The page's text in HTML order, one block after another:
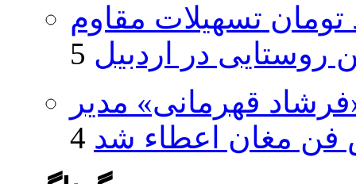
و ۴۸۰ میلیارد تومان تسهیلات مقاوم
در اردبیل
قهرمانی» مدیر
مغان اعطاء شد